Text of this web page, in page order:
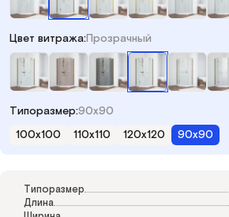
Типоразмер
Длина
Цвет витража:Прозрачный
Типоразмер:90x90
100x100
110x110 120x120 90x90